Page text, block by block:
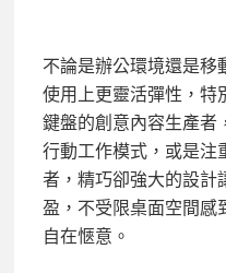
不論是辦公環境還是移
使用上更靈活彈性，特
鍵盤的創意內容生產者
行動工作模式，或是注
者，精巧卻強大的設計
盈，不受限桌面空間感
自在愜意。